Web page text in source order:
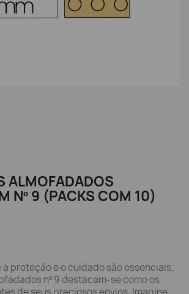
ALMOFADADOS
Nº 9 (PACKS COM 10)
a proteção e o cuidado são essenciais,
nº 9 destacam-se como os